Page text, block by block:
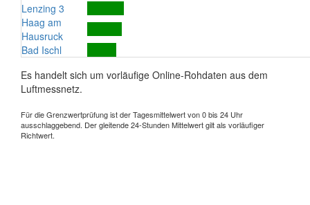
Lenzing 3
Haag am
Hausruck
Bad Ischl
Es handelt sich um vorläufige Online-Rohdaten aus dem
Luftmessnetz.
Für die Grenzwertprüfung ist der Tagesmittelwert von 0 bis 24 Uhr
ausschlaggebend. Der gleitende 24-Stunden Mittelwert gilt als vorläufiger
Richtwert.